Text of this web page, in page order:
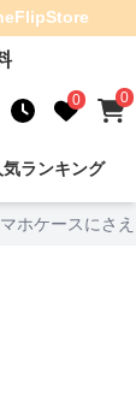
0 0
気ランキング
ホケースにさ